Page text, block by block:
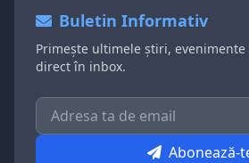
Buletin Informativ
Primește ultimele știri,
direct în inbox.
Abonează-